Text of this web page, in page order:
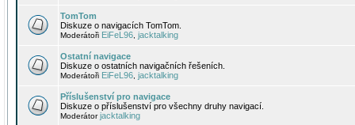
TomTom
Diskuze o navigacích TomTom.
Moderátoři EiFeL96 jacktalking
Ostatní navigace
Diskuze o ostatních navigačních řešeních.
Moderátoři EiFeL96 jacktalking
Příslušenství pro navigace
Diskuze o příslušenství pro všechny druhy navigací.
Moderátorjacktalking